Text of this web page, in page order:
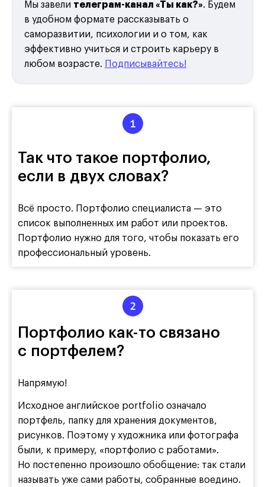
Мы завели телеграм-канал «Ты как?». Будем
в удобном формате рассказывать о
саморазвитии, психологии и о том, как
эффективно учиться и строить карьеру в
любом возрасте. Подписывайтесь!
Так что такое портфолио,
если в двух словах?
Всё просто. Портфолио специалиста — это
список выполненных им работ или проектов.
Портфолио нужно для того, чтобы показать его
профессиональный уровень.
Портфолио как-то связано
с портфелем?
Напрямую!
Исходное английское portfolio означало
портфель, папку для хранения документов,
рисунков. Поэтому у художника или фотографа
были, к примеру, «портфолио с работами».
Но постепенно произошло обобщение: так стали
называть уже сами работы, собранные воедино.